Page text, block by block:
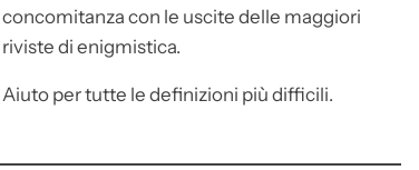
concomitanza con le uscite delle maggiori
riviste di enigmistica.
Aiuto per tutte le definizioni più difficili.